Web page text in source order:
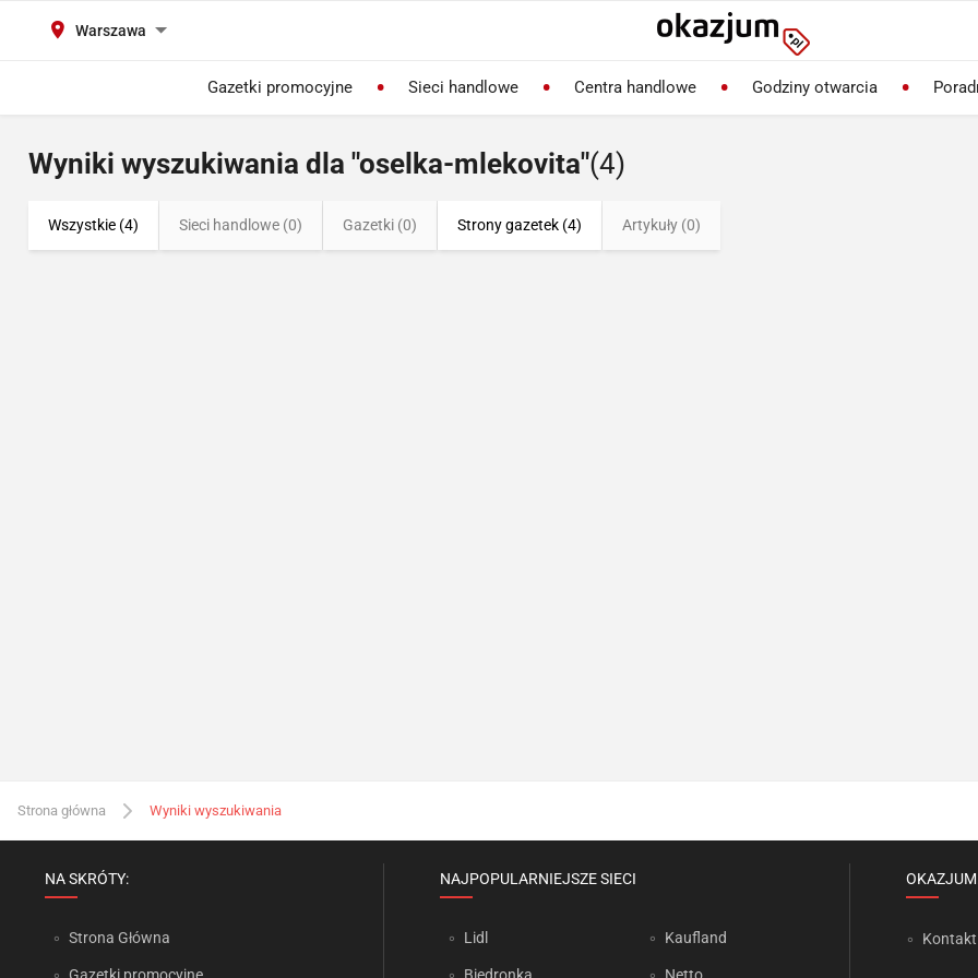
Warszawa
Gazetki promocyjne Sieci handlowe Centra handlowe Godziny otwarcia
Wyniki wyszukiwania dla "oselka-mlekovita"(4)
Wszystkie (4) Sieci handlowe (0) Gazetki (0) Strony gazetek (4) Artykuły (0)
Strona główna Wyniki wyszukiwania
NA SKRÓTY:
Strona Główna
NAJPOPULARNIEJSZE SIECI
Lidl Kaufland Kontakt